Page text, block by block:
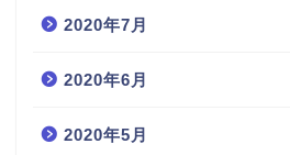
2020年7月
2020年6月
2020年5月